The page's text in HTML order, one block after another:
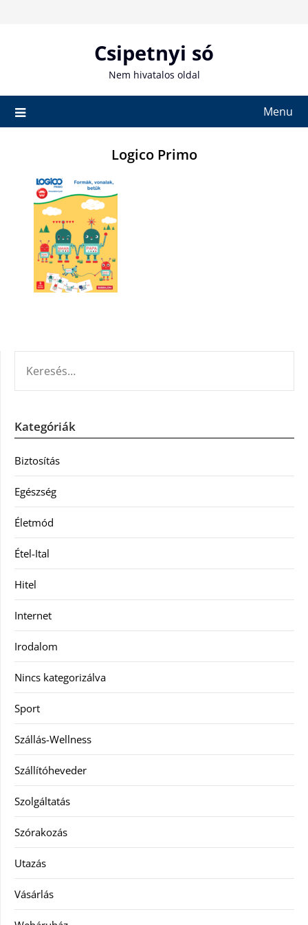
Csipetnyi só
Nem hivatalos oldal
Menu
Logico Primo
Kategóriák
Biztosítás
Egészség
Életmód
Étel-Ital
Hitel
Internet
Irodalom
Nincs kategorizálva
Sport
Szállás-Wellness
Szállítóheveder
Szolgáltatás
Szórakozás
Utazás
Vásárlás